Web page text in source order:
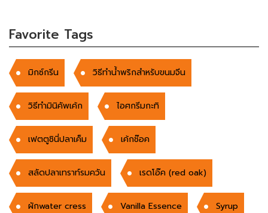
Favorite Tags
มิกซ์กรีน วิธีทำน้ำพริกสำหรับขนมจีน
วิธีทำมินิคัพเค้ก ไอศกรีมกะทิ
เฟตตูชินี่ปลาเค็ม เค้กช๊อค
สลัดปลาเทราท์รมควัน เรดโอ๊ค (red oak)
ผักwater cress Vanilla Essence Syrup